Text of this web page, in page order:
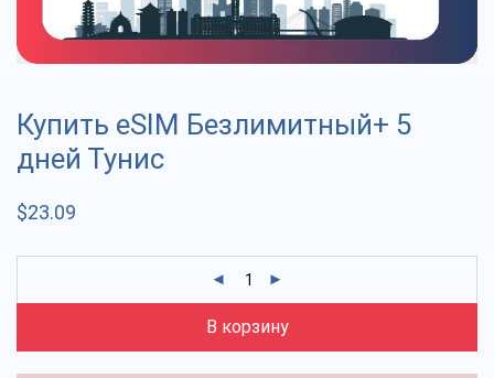
Купить eSIM Безлимитный+ 5
дней Тунис
$23.09
В корзину